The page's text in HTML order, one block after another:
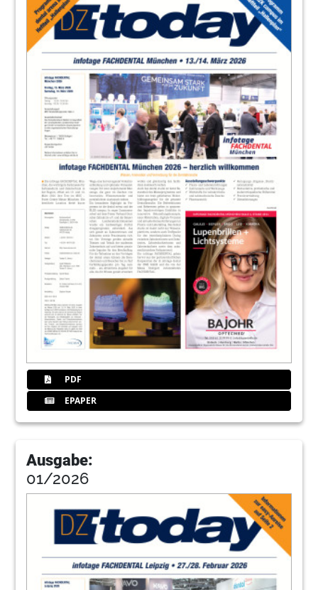
36EMS Electro Medical Systems GmbH
PDF
EPAPER
Ausgabe:
01/2026